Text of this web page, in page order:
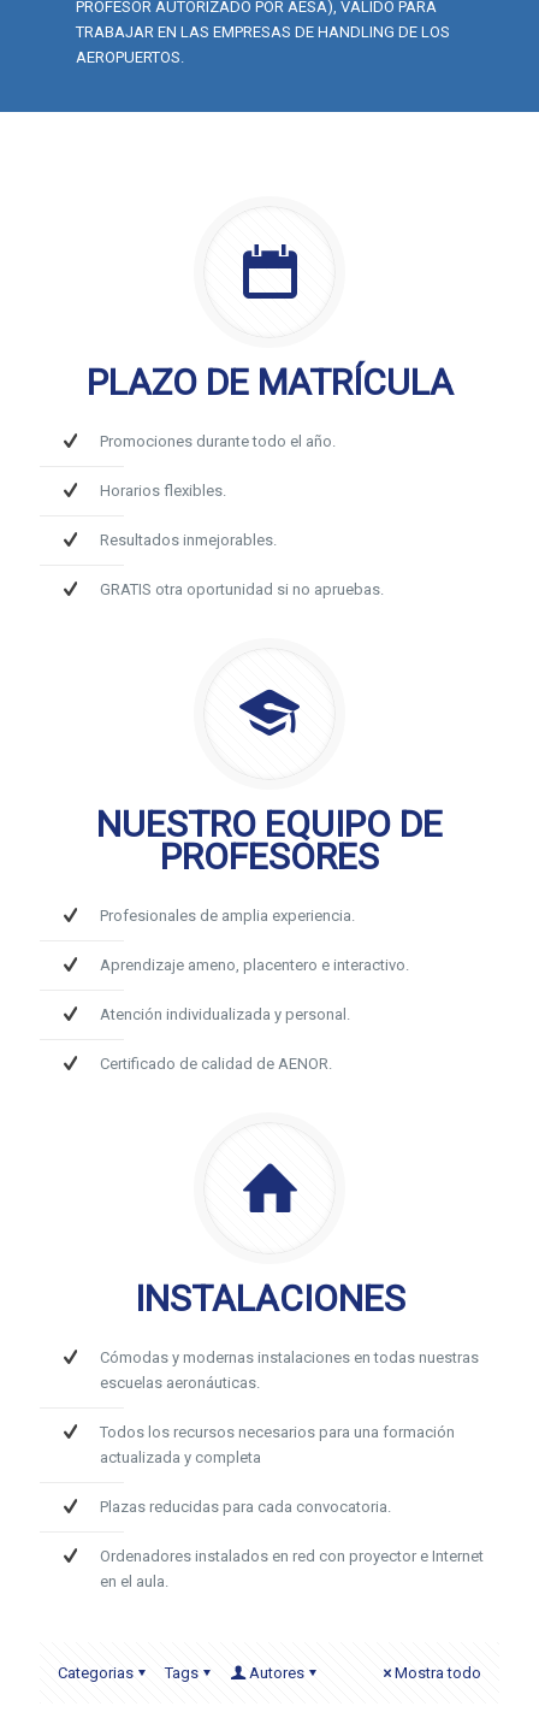
PROFESOR AUTORIZADO POR AESA), VÁLIDO PARA
TRABAJAR EN LAS EMPRESAS DE HANDLING DE LOS
AEROPUERTOS.
PLAZO DE MATRÍCULA
Promociones durante todo el año.
Horarios flexibles.
Resultados inmejorables.
GRATIS otra oportunidad si no apruebas.
NUESTRO EQUIPO DE
PROFESORES
Profesionales de amplia experiencia.
Aprendizaje ameno, placentero e interactivo.
Atención individualizada y personal.
Certificado de calidad de AENOR.
INSTALACIONES
Cómodas y modernas instalaciones en todas nuestras
escuelas aeronáuticas.
Todos los recursos necesarios para una formación
actualizada y completa
Plazas reducidas para cada convocatoria.
Ordenadores instalados en red con proyector e Internet
en el aula.
Categorias Tags Autores Mostra todo